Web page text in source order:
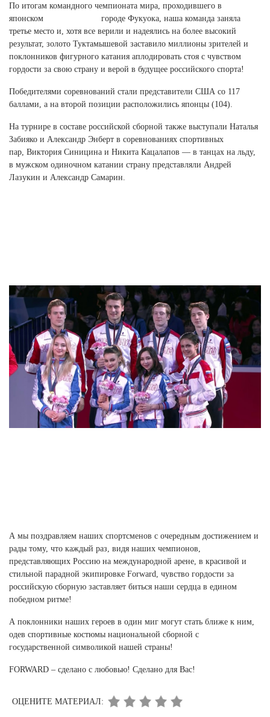
По итогам командного чемпионата мира, проходившего в
японском городе Фукуока, наша команда заняла
третье место и, хотя все верили и надеялись на более высокий
результат, золото Туктамышевой заставило миллионы зрителей и
поклонников фигурного катания аплодировать стоя с чувством
гордости за свою страну и верой в будущее российского спорта!
Победителями соревнований стали представители США со 117
баллами, а на второй позиции расположились японцы (104).
На турнире в составе российской сборной также выступали Наталья
Забияко и Александр Энберт в соревнованиях спортивных
пар, Виктория Синицина и Никита Кацалапов — в танцах на льду,
в мужском одиночном катании страну представляли Андрей
Лазукин и Александр Самарин.
А мы поздравляем наших спортсменов с очередным достижением и
рады тому, что каждый раз, видя наших чемпионов,
представляющих Россию на международной арене, в красивой и
стильной парадной экипировке Forward, чувство гордости за
российскую сборную заставляет биться наши сердца в едином
победном ритме!
А поклонники наших героев в один миг могут стать ближе к ним,
одев спортивные костюмы национальной сборной с
государственной символикой нашей страны!
FORWARD – сделано с любовью! Сделано для Вас!
ОЦЕНИТЕ МАТЕРИАЛ: